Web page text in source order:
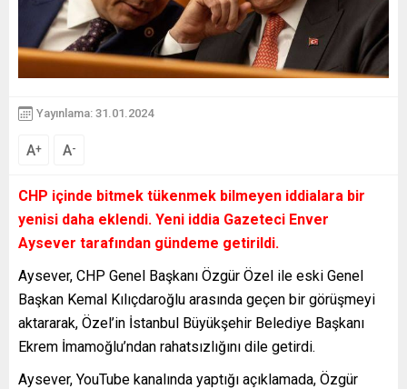
Yayınlama: 31.01.2024
A+ A-
CHP içinde bitmek tükenmek bilmeyen iddialara bir
yenisi daha eklendi. Yeni iddia Gazeteci Enver
Aysever tarafından gündeme getirildi.
Aysever, CHP Genel Başkanı Özgür Özel ile eski Genel
Başkan Kemal Kılıçdaroğlu arasında geçen bir görüşmeyi
aktararak, Özel’in İstanbul Büyükşehir Belediye Başkanı
Ekrem İmamoğlu’ndan rahatsızlığını dile getirdi.
Aysever, YouTube kanalında yaptığı açıklamada, Özgür